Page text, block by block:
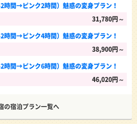
時間→ピンク2時間）魅惑の変身プラン！
31,780円～
時間→ピンク4時間）魅惑の変身プラン！
38,900円～
時間→ピンク6時間）魅惑の変身プラン！
46,020円～
の宿泊プラン一覧へ